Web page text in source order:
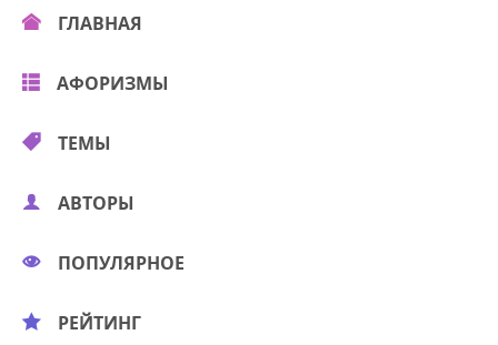
ГЛАВНАЯ
АФОРИЗМЫ
ТЕМЫ
АВТОРЫ
ПОПУЛЯРНОЕ
РЕЙТИНГ